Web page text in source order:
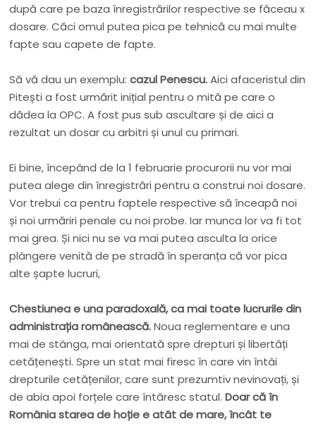
după care pe baza înregistrărilor respective se făceau x
dosare. Căci omul putea pica pe tehnică cu mai multe
fapte sau capete de fapte.
Să vă dau un exemplu:cazul Penescu.Aici afaceristul din
Pitești a fost urmărit inițial pentru o mită pe care o
dădea la OPC. A fost pus sub ascultare și de aici a
rezultat un dosar cu arbitri și unul cu primari.
Ei bine, începând de la 1 februarie procurorii nu vor mai
putea alege din înregistrări pentru a construi noi dosare.
Vor trebui ca pentru faptele respective să înceapă noi
și noi urmăriri penale cu noi probe. Iar munca lor va fi tot
mai grea. Și nici nu se va mai putea asculta la orice
plângere venită de pe stradă în speranța că vor pica
alte șapte lucruri,
Chestiunea e una paradoxală, ca mai toate lucrurile din
administrația românească.Noua reglementare e una
mai de stânga, mai orientată spre drepturi și libertăți
cetățenești. Spre un stat mai firesc în care vin întâi
drepturile cetățenilor, care sunt prezumtiv nevinovați, și
de abia apoi forțele care întăresc statul.Doar că în
România starea de hoție e atât de mare, încât te